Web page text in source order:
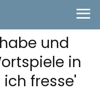
und
in
fresse'